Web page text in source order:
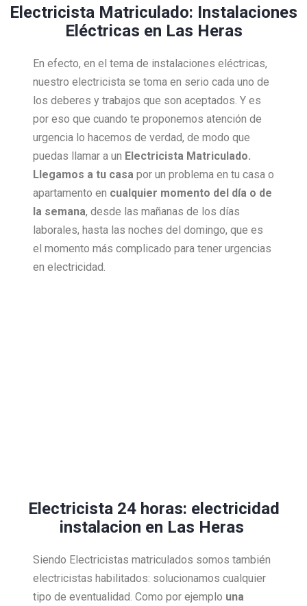
Electricista Matriculado: Instalaciones
Eléctricas en Las Heras
En efecto, en el tema de instalaciones eléctricas,
nuestro electricista se toma en serio cada uno de
los deberes y trabajos que son aceptados. Y es
por eso que cuando te proponemos atención de
urgencia lo hacemos de verdad, de modo que
puedas llamar a un Electricista Matriculado.
Llegamos a tu casa por un problema en tu casa o
apartamento en cualquier momento del día o de
la semana, desde las mañanas de los días
laborales, hasta las noches del domingo, que es
el momento más complicado para tener urgencias
en electricidad.
Electricista 24 horas: electricidad
instalacion en Las Heras
Siendo Electricistas matriculados somos también
electricistas habilitados: solucionamos cualquier
tipo de eventualidad. Como por ejemplo una